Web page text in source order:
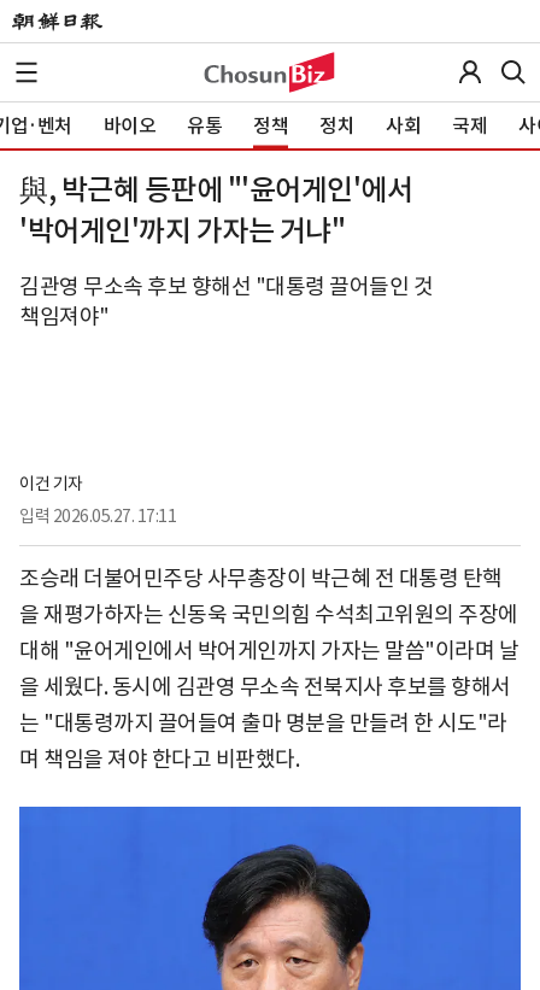
업·벤처 바이오 유통 정책 정치 사회 국제 사
與, 박근혜 등판에 "'윤어게인'에서
'박어게인'까지 가자는 거냐"
김관영 무소속 후보 향해선 "대통령 끌어들인 것
책임져야"
이건 기자
입력 2026.05.27. 17:11
조승래 더불어민주당 사무총장이 박근혜 전 대통령 탄핵
을 재평가하자는 신동욱 국민의힘 수석최고위원의 주장에
대해 "윤어게인에서 박어게인까지 가자는 말씀"이라며 날
을 세웠다. 동시에 김관영 무소속 전북지사 후보를 향해서
는 "대통령까지 끌어들여 출마 명분을 만들려 한 시도"라
며 책임을 져야 한다고 비판했다.